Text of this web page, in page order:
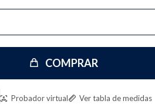
COMPRAR
Probador virtual
Ver tabla de medidas